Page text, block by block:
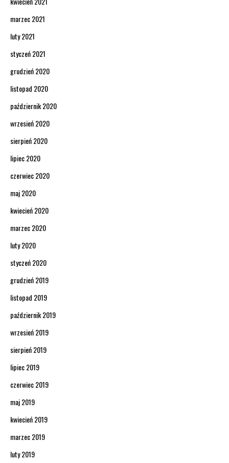
marzec 2021
luty 2021
styczeń 2021
grudzień 2020
listopad 2020
październik 2020
wrzesień 2020
sierpień 2020
lipiec 2020
czerwiec 2020
maj 2020
kwiecień 2020
marzec 2020
luty 2020
styczeń 2020
grudzień 2019
listopad 2019
październik 2019
wrzesień 2019
sierpień 2019
lipiec 2019
czerwiec 2019
maj 2019
kwiecień 2019
marzec 2019
luty 2019